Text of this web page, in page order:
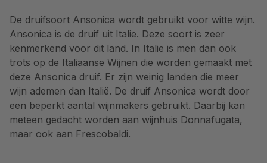
De druifsoort Ansonica wordt gebruikt voor witte wijn.
Ansonica is de druif uit Italie. Deze soort is zeer
kenmerkend voor dit land. In Italie is men dan ook
trots op de Italiaanse Wijnen die worden gemaakt met
deze Ansonica druif. Er zijn weinig landen die meer
wijn ademen dan Italië. De druif Ansonica wordt door
een beperkt aantal wijnmakers gebruikt. Daarbij kan
meteen gedacht worden aan wijnhuis Donnafugata,
maar ook aan Frescobaldi.